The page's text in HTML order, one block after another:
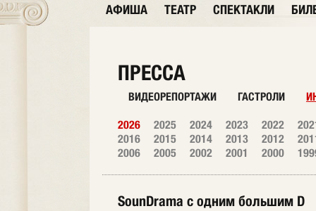
АФИША ТЕАТР СПЕКТАКЛИ
ПРЕССА
ВИДЕОРЕПОРТАЖИ ГАСТРОЛИ
2026 2025 2024 2023 2022
2016
2015 2014 2013 2012
2006
2005 2002 2001 2000
SounDrama с одним большим D